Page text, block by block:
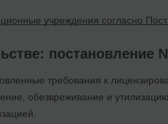
учреждения согласно
требования к
обезвреживание и